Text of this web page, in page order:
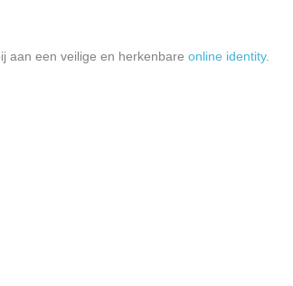
aan een veilige en herkenbare online identity.